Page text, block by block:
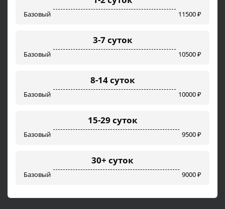
Базовый 11500 ₽
3-7 суток
Базовый 10500 ₽
8-14 суток
Базовый 10000 ₽
15-29 суток
Базовый 9500 ₽
30+ суток
Базовый 9000 ₽